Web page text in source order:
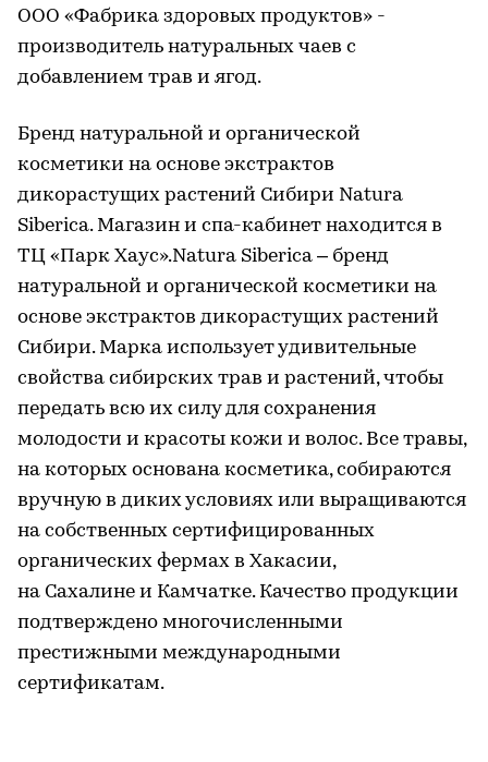
ООО «Фабрика здоровых продуктов» -
производитель натуральных чаев с
добавлением трав и ягод.
Бренд натуральной и органической
косметики на основе экстрактов
дикорастущих растений Сибири Natura
Siberica. Магазин и спа-кабинет находится в
ТЦ «Парк Хаус».Natura Siberica – бренд
натуральной и органической косметики на
основе экстрактов дикорастущих растений
Сибири. Марка использует удивительные
свойства сибирских трав и растений, чтобы
передать всю их силу для сохранения
молодости и красоты кожи и волос. Все травы,
на которых основана косметика, собираются
вручную в диких условиях или выращиваются
на собственных сертифицированных
органических фермах в Хакасии,
на Сахалине и Камчатке. Качество продукции
подтверждено многочисленными
престижными международными
сертификатам.